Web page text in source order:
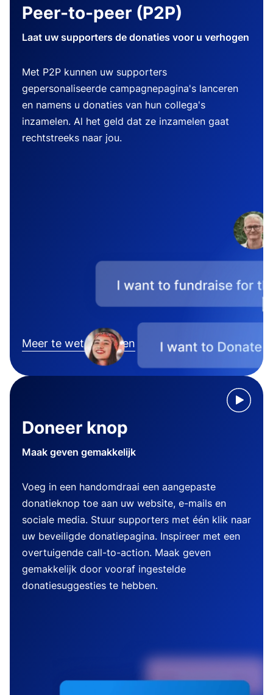
Peer-to-peer (P2P)
Laat uw supporters de donaties voor u verhogen
Met P2P kunnen uw supporters
gepersonaliseerde campagnepagina's lanceren
en namens u donaties van hun collega's
inzamelen. Al het geld dat ze inzamelen gaat
rechtstreeks naar jou.
Meer te weten komen
Doneer knop
Maak geven gemakkelijk
Voeg in een handomdraai een aangepaste
donatieknop toe aan uw website, e-mails en
sociale media. Stuur supporters met één klik naar
uw beveiligde donatiepagina. Inspireer met een
overtuigende call-to-action. Maak geven
gemakkelijk door vooraf ingestelde
donatiesuggesties te hebben.